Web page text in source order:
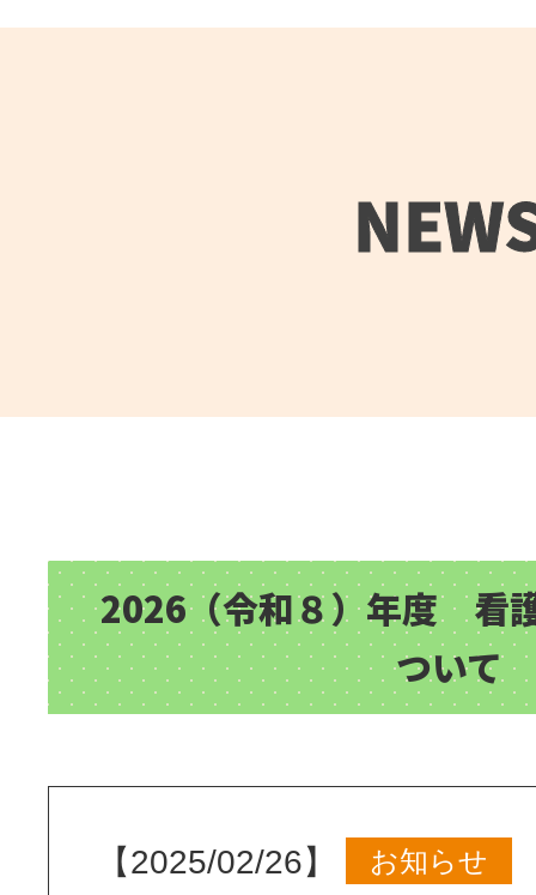
2026（令和８）年度 看
ついて
【2025/02/26】 お知らせ